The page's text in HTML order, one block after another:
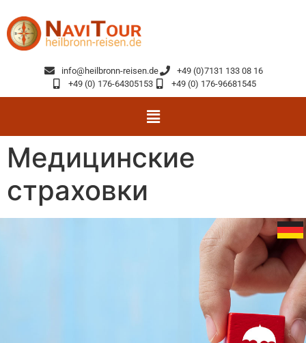
info@heilbronn-reisen.de
+49 (0)7131 133 08 16
+49 (0) 176-64305153
+49 (0) 176-96681545
Медицинские
страховки